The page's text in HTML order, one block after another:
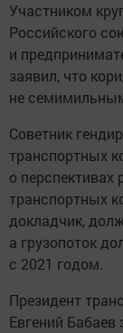
Участником
Российского
и
заявил, что
не
Советник
транспортных
о
транспортных
докладчик,
а грузопоток
с 2021 годом.
Президент
Евгений